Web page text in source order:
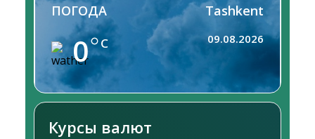
ПОГОДА
0 C
Tashkent
09.08.2026
Курсы валют